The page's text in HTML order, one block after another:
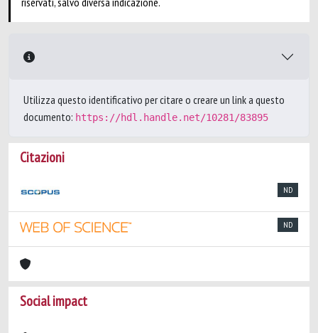
Utilizza questo identificativo per citare o creare un link a questo
documento: https://hdl.handle.net/10281/83895
Citazioni
ND
ND
Social impact